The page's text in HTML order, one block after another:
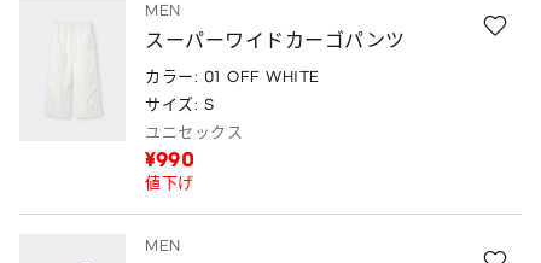
MEN
スーパーワイドカーゴパンツ
カラー: 01 OFF WHITE
サイズ: S
ユニセックス
¥990
値下げ
MEN